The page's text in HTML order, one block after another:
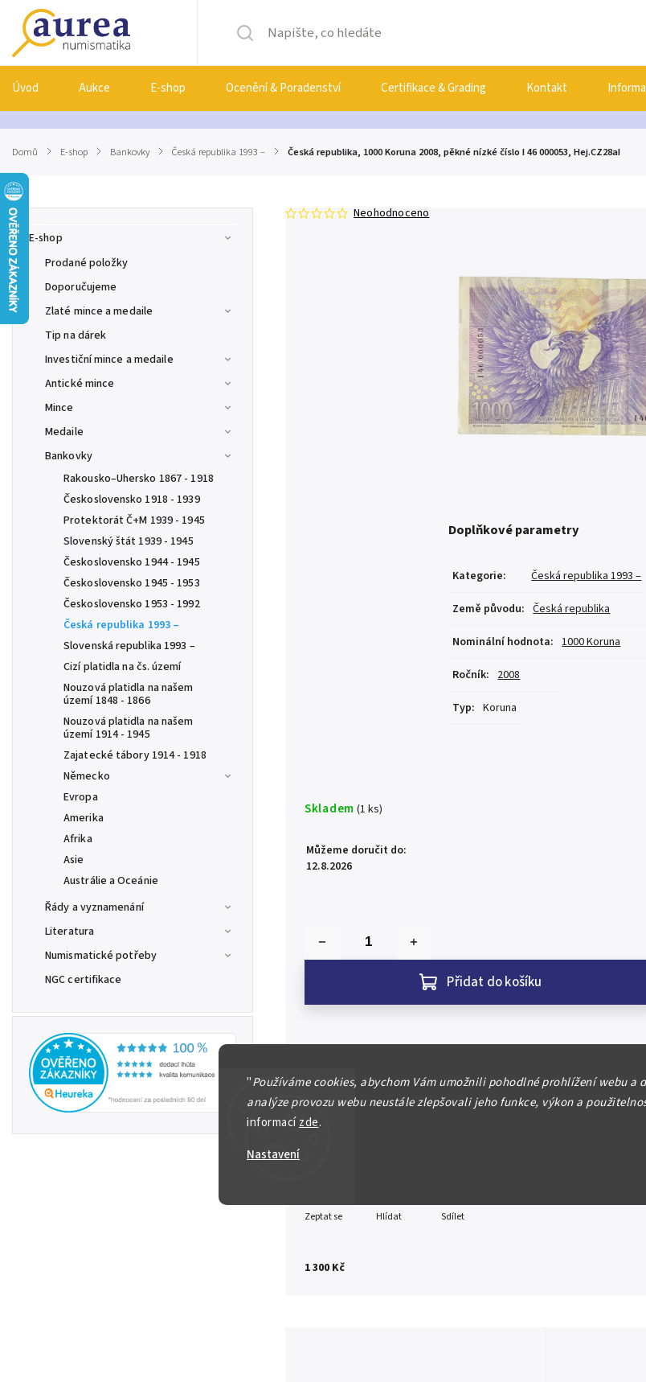
"Používáme cookies, abychom Vám umožnili pohodlné prohlížení webu a
analýze provozu webu neustále zlepšovali jeho funkce, výkon a
informacízde.
Nastavení
Úvod Aukce E-shop Ocenění & Poradenství Certifikace & Grading Kontakt
Domů / E-shop / Bankovky / Česká republika 1993 – / Česká republika, 1000 Koruna 2008, pěkné nízké číslo I 46 000053, Hej.CZ28aI
E-shop
Prodané položky
Doporučujeme
Zlaté mince a medaile
Tip na dárek
Investiční mince a medaile
Antické mince
Mince
Medaile
Bankovky
Rakousko–Uhersko 1867 - 1918
Československo 1918 - 1939
Protektorát Č+M 1939 - 1945
Slovenský štát 1939 - 1945
Československo 1944 - 1945
Československo 1945 - 1953
Československo 1953 - 1992
Česká republika 1993 –
Slovenská republika 1993 –
Cizí platidla na čs. území
Nouzová platidla na našem
území 1848 - 1866
Nouzová platidla na našem
území 1914 - 1945
Zajatecké tábory 1914 - 1918
Německo
Evropa
Amerika
Afrika
Asie
Austrálie a Oceánie
Řády a vyznamenání
Literatura
Numismatické potřeby
NGC certifikace
Neohodnoceno
Doplňkové parametry
Kategorie: Česká republika 1993 –
Země původu: Česká republika
Nominální hodnota: 1000 Koruna
Ročník: 2008
Typ: Koruna
1 300 Kč
Skladem (1 ks)
Můžeme doručit do:
12.8.2026
Přidat do košíku
1000 Koruna 2008, pěkné nízké číslo I 46 000053, Hej.CZ28aI 2/VF
Detailní informace
Zeptat se Hlídat Sdílet